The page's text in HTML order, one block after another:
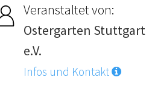
Veranstaltet von:
Ostergarten Stuttgart
e.V.
Infos und Kontakt